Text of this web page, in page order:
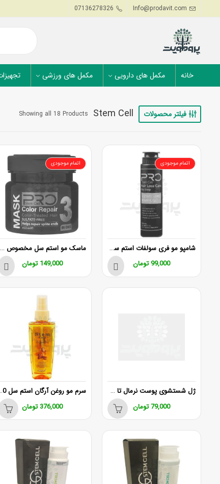
Info@prodavit.com
07136278326
خانه مکمل های دارویی مکمل های ورزشی
فیلتر محصولات Stem Cell
Showing all 18 Products
اتمام موجودی
شامپو مو فری سولفات استم سل پرو ضد ریزش و تقویت کننده
99,000تومان
اتمام موجودی
ماسک مو استم سل مخصوص موهای رنگ شده و هایلایت شده
149,000 تومان
ژل شستشوی پوست نرمال تا خشک استم سل
79,000تومان
سرم مو روغن
376,000 تومان